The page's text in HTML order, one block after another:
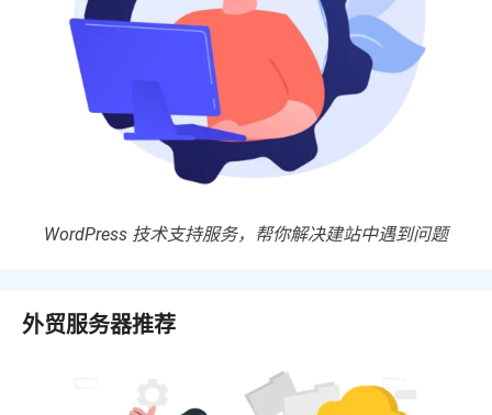
WordPress 技术支持服务，帮你解决建站中遇到问题
外贸服务器推荐